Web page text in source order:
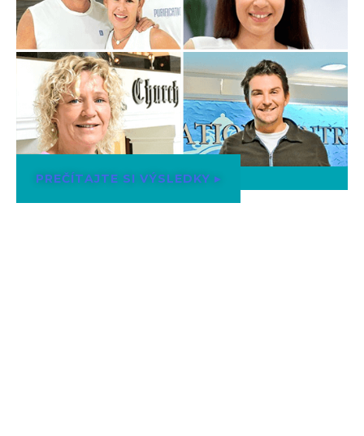
PREČÍTAJTE SI VÝSLEDKY ▸